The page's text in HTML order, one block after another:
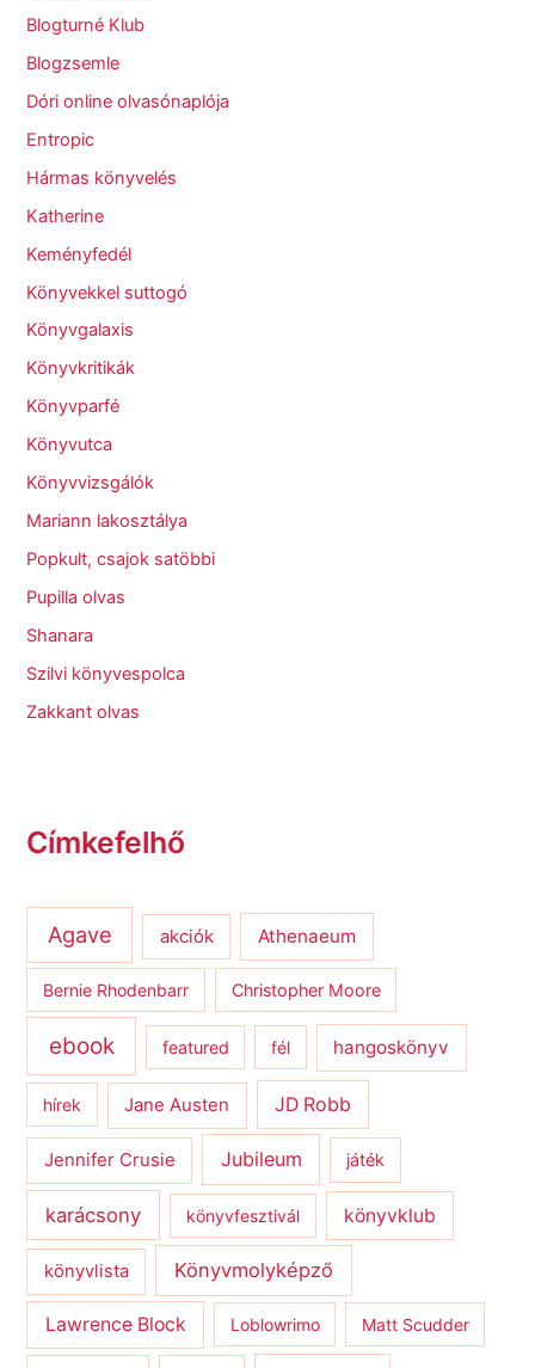
Blogturné Klub
Blogzsemle
Dóri online olvasónaplója
Entropic
Hármas könyvelés
Katherine
Keményfedél
Könyvekkel suttogó
Könyvgalaxis
Könyvkritikák
Könyvparfé
Könyvutca
Könyvvizsgálók
Mariann lakosztálya
Popkult, csajok satöbbi
Pupilla olvas
Shanara
Szilvi könyvespolca
Zakkant olvas
Címkefelhő
Agave akciók Athenaeum
Bernie Rhodenbarr Christopher Moore
ebook featured fél hangoskönyv
hírek Jane Austen JD Robb
Jennifer Crusie Jubileum játék
karácsony könyvfesztivál könyvklub
könyvlista Könyvmolyképző
Lawrence Block Loblowrimo Matt Scudder